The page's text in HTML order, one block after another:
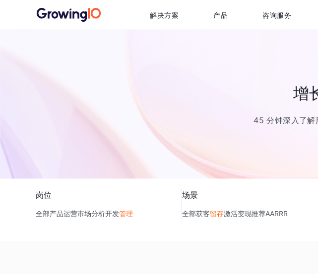
解决方案 产品 咨询服务
增
45 分钟深入了解
岗位
全部产品运营市场分析开发管理
场景
全部获客留存激活变现推荐AARRR